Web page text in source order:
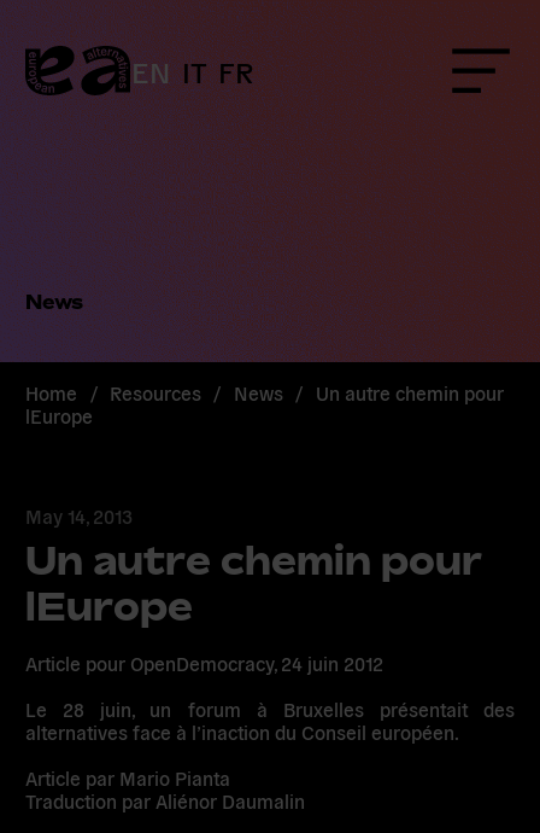
Skip
to
content
EN IT FR Menu
News
Home / Resources / News / Un autre chemin pour
lEurope
May 14, 2013
Un autre chemin pour
lEurope
Article pour OpenDemocracy, 24 juin 2012
Le 28 juin, un forum à Bruxelles présentait des
alternatives face à l’inaction du Conseil européen.
Article par Mario Pianta
Traduction par Aliénor Daumalin